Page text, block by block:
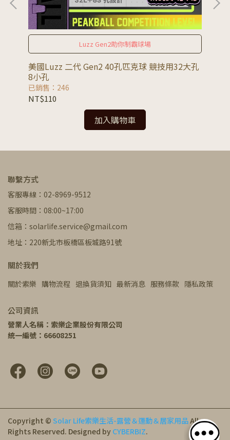
Luzz Gen2助你制霸球場
美國Luzz 二代 Gen2 40孔匹克球 競技用32大孔
8小孔
已銷售：246
NT$110
加入購物車
聯繫方式
客服專線：02-8969-9512
客服時間：08:00~17:00
信箱：solarlife.service@gmail.com
地址：220新北市板橋區板城路91號
關於我們
關於索樂 購物流程 退換貨須知 最新消息 服務條款 隱私政策
公司資訊
營業人名稱：索樂企業股份有限公司
統一編號：66608251
Copyright © Solar Life索樂生活-露營＆運動＆居家用品All
Rights Reserved. Designed by CYBERBIZ.